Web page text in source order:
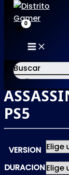
al
contenido
MAIN
MENU
Buscar
×
PS5
VERSION
DURACION